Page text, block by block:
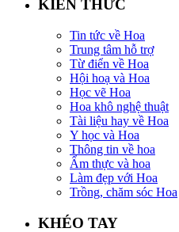
KIẾN THỨC
Tin tức về Hoa
Trung tâm hỗ trợ
Từ điển về Hoa
Hội hoạ và Hoa
Học vẽ Hoa
Hoa khô nghệ thuật
Tài liệu hay về Hoa
Y học và Hoa
Thông tin về hoa
Ẩm thực và hoa
Làm đẹp với Hoa
Trồng, chăm sóc Hoa
KHÉO TAY